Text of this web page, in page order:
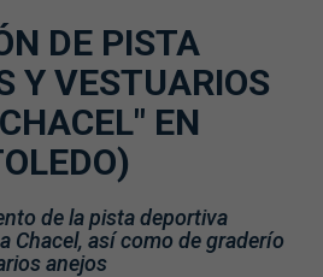
DE PISTA
Y VESTUARIOS
EN
de la pista deportiva
Chacel, así como de graderío
anejos